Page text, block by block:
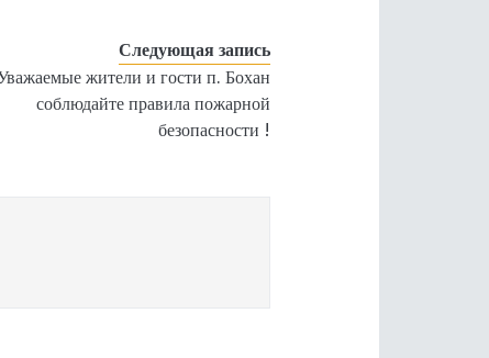
Следующая запись
жители и гости п. Бохан
соблюдайте правила пожарной
безопасности !